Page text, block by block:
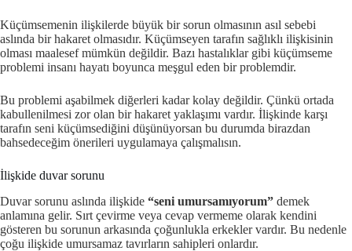
Küçümsemenin ilişkilerde büyük bir sorun olmasının asıl sebebi
aslında bir hakaret olmasıdır. Küçümseyen tarafın sağlıklı ilişkisinin
olması maalesef mümkün değildir. Bazı hastalıklar gibi küçümseme
problemi insanı hayatı boyunca meşgul eden bir problemdir.
Bu problemi aşabilmek diğerleri kadar kolay değildir. Çünkü ortada
kabullenilmesi zor olan bir hakaret yaklaşımı vardır. İlişkinde karşı
tarafın seni küçümsediğini düşünüyorsan bu durumda birazdan
bahsedeceğim önerileri uygulamaya çalışmalısın.
İlişkide duvar sorunu
Duvar sorunu aslında ilişkide “seni umursamıyorum” demek
anlamına gelir. Sırt çevirme veya cevap vermeme olarak kendini
gösteren bu sorunun arkasında çoğunlukla erkekler vardır. Bu nedenle
çoğu ilişkide umursamaz tavırların sahipleri onlardır.